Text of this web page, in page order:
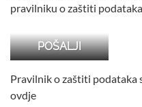
pravilniku o zaštiti podataka
Pravilnik o zaštiti podataka
ovdje